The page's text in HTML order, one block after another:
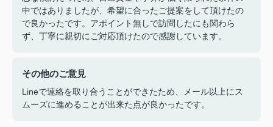
中ではありましたが、希望に合ったご提案をして頂けたの
で良かったです。アポイント無しで訪問したにも関わら
ず、丁寧に親切にご対応頂けたので感謝しています。
その他のご意見
Lineで連絡を取り合うことができたため、メール以上にス
ムーズに進めることが出来た点が良かったです。